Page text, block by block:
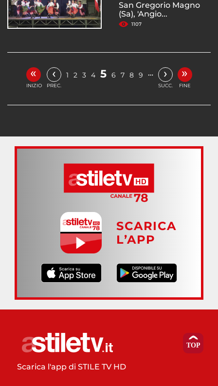
San Gregorio Magno
(Sa), 'Angio...
1107
«
INIZIO
‹
PREC.
1 2 3 4 5 6 7 8 9 … ›
SUCC.
»
FINE
SCARICA
L’APP
Scarica l'app di STILE TV HD